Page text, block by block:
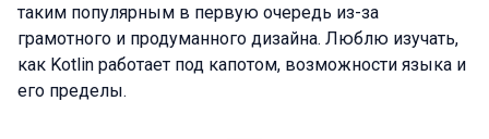
таким популярным в первую очередь из-за
грамотного и продуманного дизайна. Люблю изучать,
как Kotlin работает под капотом, возможности языка и
его пределы.